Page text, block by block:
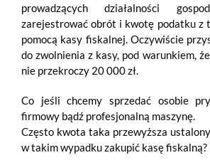
prowadzących działalności
zarejestrować obrót i kwotę podatku z
pomocą kasy fiskalnej. Oczywiście
do zwolnienia z kasy, pod warunkiem,
nie przekroczy 20 000 zł.
Co jeśli chcemy sprzedać osobie
firmowy bądź profesjonalną maszynę.
Często kwota taka przewyższa
w takim wypadku zakupić kasę fiskalną?